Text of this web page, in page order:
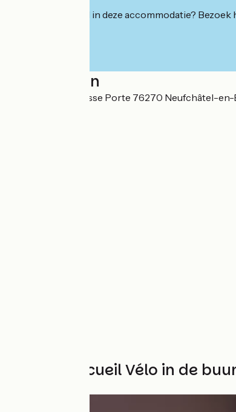
Geïnteresseerd in deze accommodatie?
Localisation
9 Grande Rue Fausse Porte 76270 Neufchâtel-
Andere Accueil Vélo in de